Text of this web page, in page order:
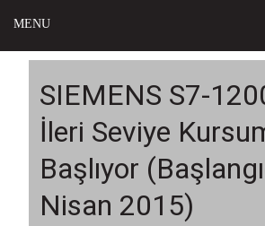
MENU
SIEMENS S7-
İleri Seviye
Başlıyor
Nisan 2015)